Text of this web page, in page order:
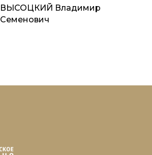
ВЫСОЦКИЙ Владимир
Семенович